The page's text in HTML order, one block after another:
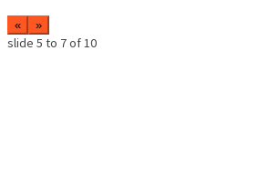
« »
slide 5 to 7of 10